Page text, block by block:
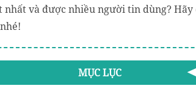
và được nhiều người tin dùng?
MỤC LỤC